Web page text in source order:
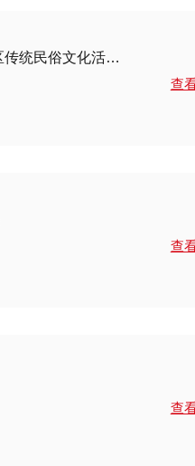
华润信托·张怀月基金慈善信托支持社区传统民俗文化活动顺利开展
查
查
查